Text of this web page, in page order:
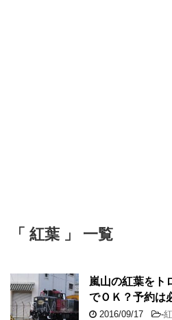
「 紅葉 」 一覧
嵐山の紅葉をト
でＯＫ？予約は
2016/09/17 -